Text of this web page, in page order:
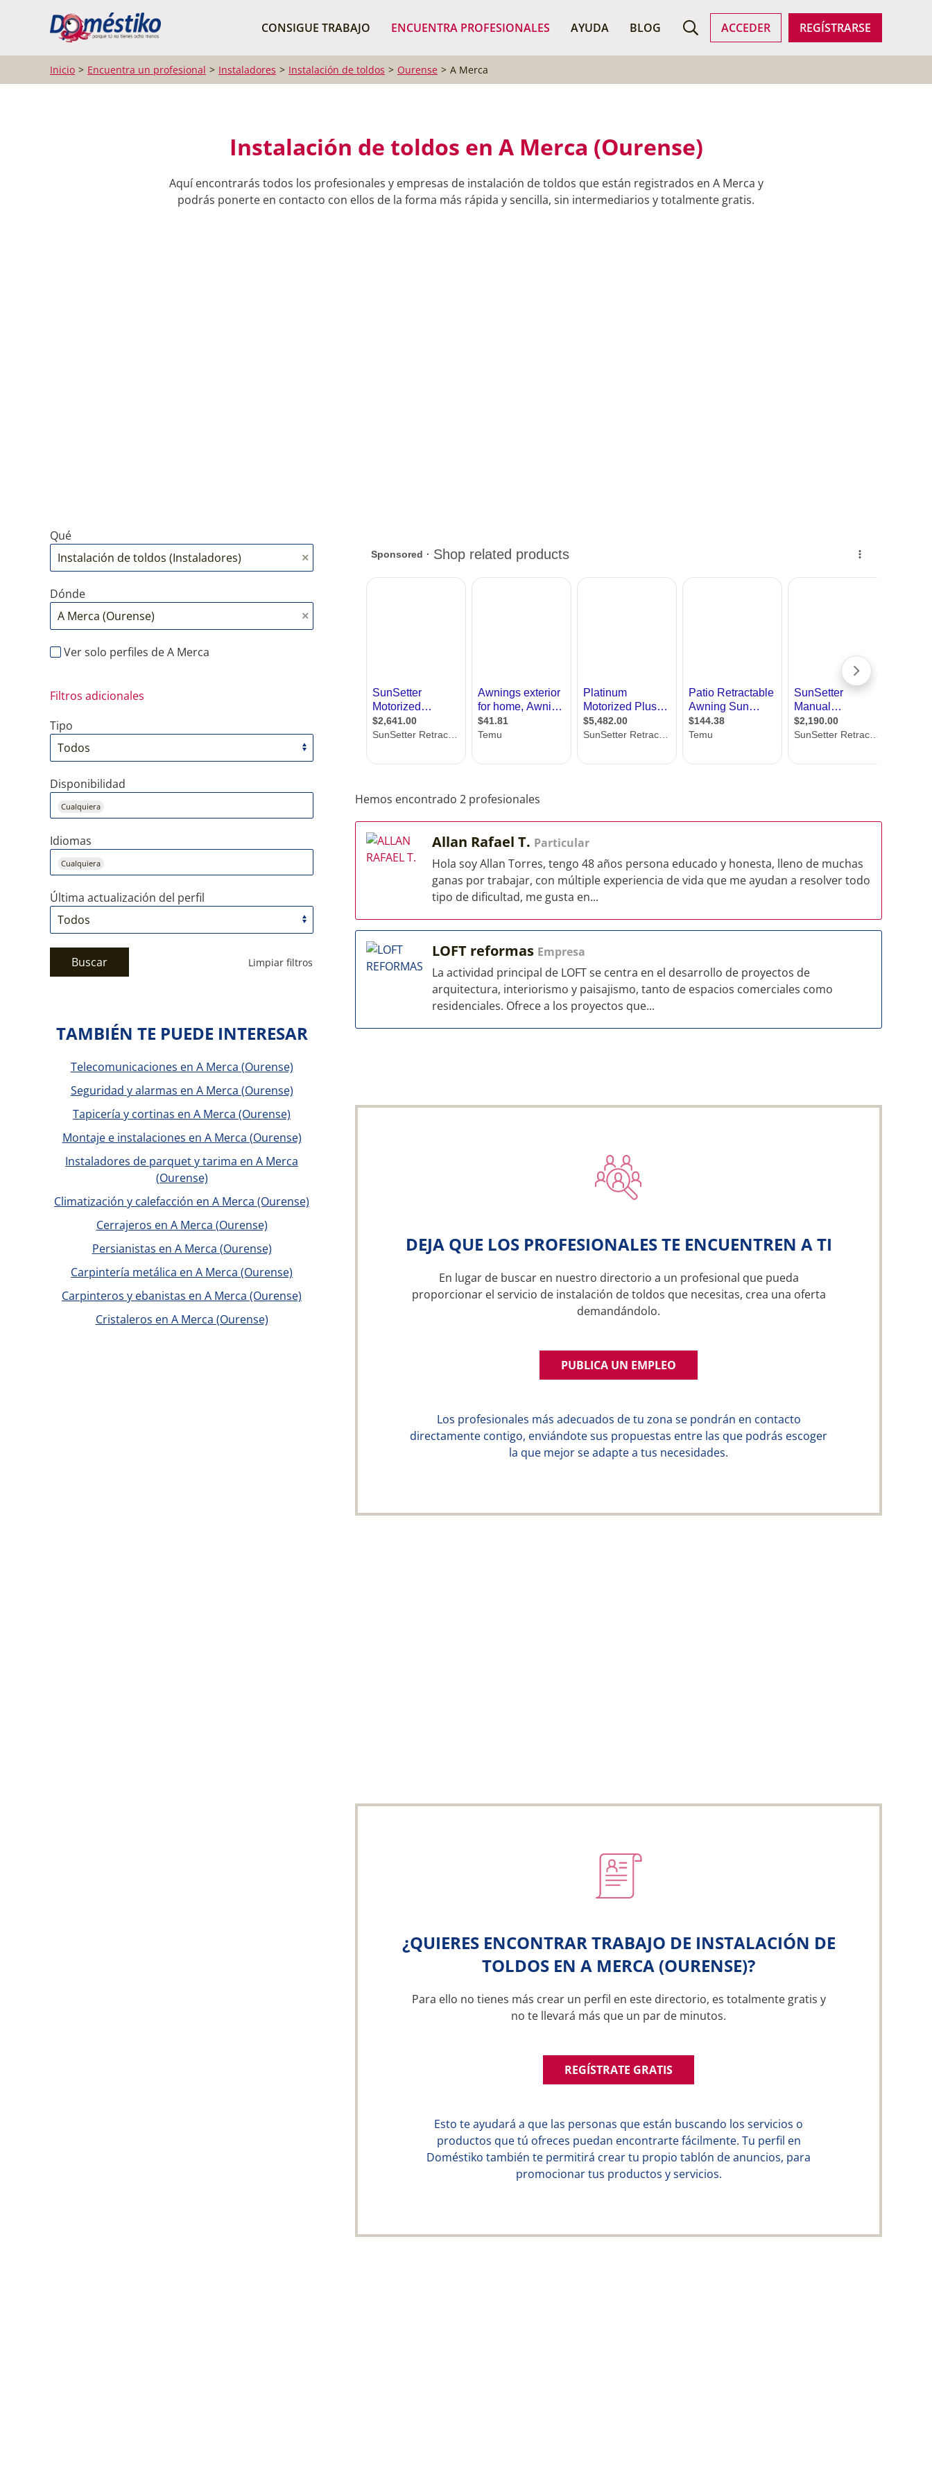
CONSIGUE TRABAJO ENCUENTRA PROFESIONALES AYUDA BLOG ACCEDER REGÍSTRARSE
BUSCAR PROFESIONALES
Inicio Encuentra un profesional Instaladores Instalación de toldos Ourense A Merca
Instalación de toldos en A Merca (Ourense)
Aquí encontrarás todos los profesionales y empresas de instalación de toldos que están registrados en A Merca y
podrás ponerte en contacto con ellos de la forma más rápida y sencilla, sin intermediarios y totalmente gratis.
Qué
Dónde
Ver solo perfiles de A Merca
Filtros adicionales
Tipo
Disponibilidad
Cualquiera
Idiomas
Cualquiera
Última actualización del perfil
Buscar Limpiar filtros
Hemos encontrado 2 profesionales
Allan Rafael T. Particular
Hola soy Allan Torres, tengo 48 años persona educado y honesta, lleno de muchas
ganas por trabajar, con múltiple experiencia de vida que me ayudan a resolver todo
tipo de dificultad, me gusta en...
LOFT reformas Empresa
La actividad principal de LOFT se centra en el desarrollo de proyectos de
arquitectura, interiorismo y paisajismo, tanto de espacios comerciales como
residenciales. Ofrece a los proyectos que...
DEJA QUE LOS PROFESIONALES TE ENCUENTREN A TI
En lugar de buscar en nuestro directorio a un profesional que pueda
proporcionar el servicio de instalación de toldos que necesitas, crea una oferta
demandándolo.
PUBLICA UN EMPLEO
Los profesionales más adecuados de tu zona se pondrán en contacto
directamente contigo, enviándote sus propuestas entre las que podrás escoger
la que mejor se adapte a tus necesidades.
¿QUIERES ENCONTRAR TRABAJO DE INSTALACIÓN DE
TOLDOS EN A MERCA (OURENSE)?
Para ello no tienes más crear un perfil en este directorio, es totalmente gratis y
no te llevará más que un par de minutos.
REGÍSTRATE GRATIS
Esto te ayudará a que las personas que están buscando los servicios o
productos que tú ofreces puedan encontrarte fácilmente. Tu perfil en
Doméstiko también te permitirá crear tu propio tablón de anuncios, para
promocionar tus productos y servicios.
TAMBIÉN TE PUEDE INTERESAR
Telecomunicaciones en A Merca (Ourense)
Seguridad y alarmas en A Merca (Ourense)
Tapicería y cortinas en A Merca (Ourense)
Montaje e instalaciones en A Merca (Ourense)
Instaladores de parquet y tarima en A Merca
(Ourense)
Climatización y calefacción en A Merca (Ourense)
Cerrajeros en A Merca (Ourense)
Persianistas en A Merca (Ourense)
Carpintería metálica en A Merca (Ourense)
Carpinteros y ebanistas en A Merca (Ourense)
Cristaleros en A Merca (Ourense)